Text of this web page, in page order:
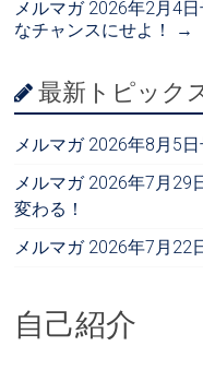
メルマガ 2026年2月4
なチャンスにせよ！
→
最新トピック
メルマガ 2026年8月5
メルマガ 2026年7月29
変わる！
メルマガ 2026年7月22
自己紹介